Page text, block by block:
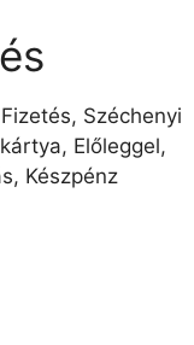
Széchenyi
Előleggel,
Készpénz